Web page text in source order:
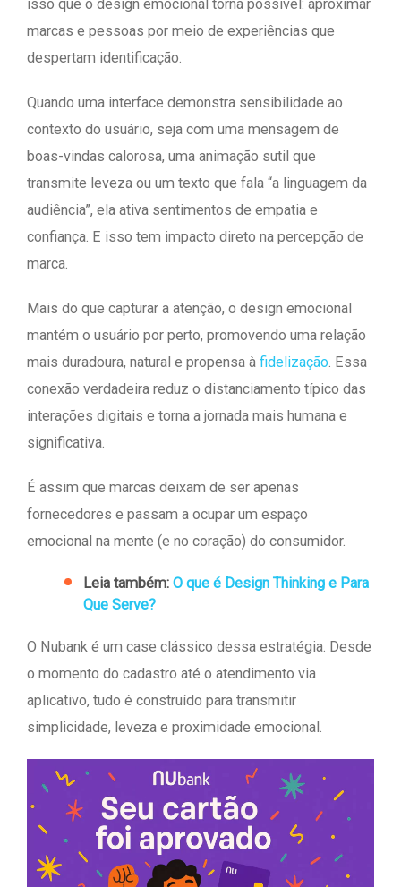
isso que o design emocional torna possível: aproximar
marcas e pessoas por meio de experiências que
despertam identificação.
Quando uma interface demonstra sensibilidade ao
contexto do usuário, seja com uma mensagem de
boas-vindas calorosa, uma animação sutil que
transmite leveza ou um texto que fala “a linguagem da
audiência”, ela ativa sentimentos de empatia e
confiança. E isso tem impacto direto na percepção de
marca.
Mais do que capturar a atenção, o design emocional
mantém o usuário por perto, promovendo uma relação
mais duradoura, natural e propensa à fidelização . Essa
conexão verdadeira reduz o distanciamento típico das
interações digitais e torna a jornada mais humana e
significativa.
É assim que marcas deixam de ser apenas
fornecedores e passam a ocupar um espaço
emocional na mente (e no coração) do consumidor.
Leia também: O que é Design Thinking e Para
Que Serve?
O Nubank é um case clássico dessa estratégia. Desde
o momento do cadastro até o atendimento via
aplicativo, tudo é construído para transmitir
simplicidade, leveza e proximidade emocional.